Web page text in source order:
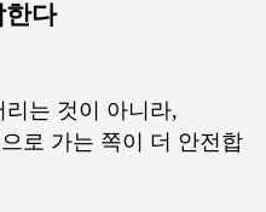
한다
는 것이 아니라,
으로 가는 쪽이 더 안전합